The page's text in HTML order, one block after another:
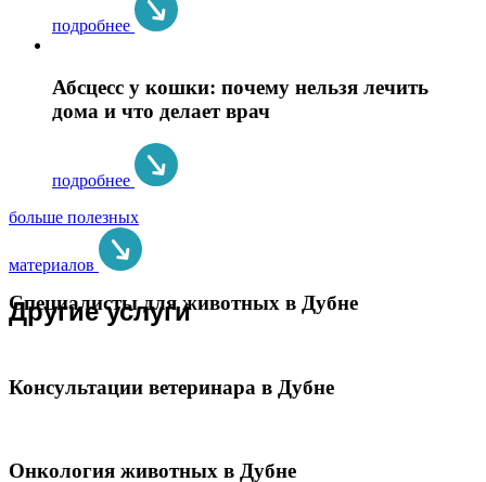
подробнее
Абсцесс у кошки: почему нельзя лечить
дома и что делает врач
подробнее
больше полезных
материалов
Другие услуги
Специалисты для животных в Дубне
Консультации ветеринара в Дубне
Онкология животных в Дубне